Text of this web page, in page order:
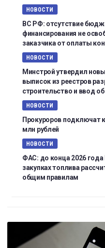
НОВОСТИ
ВС РФ: отсутствие
финансирования не
заказчика от оплаты
НОВОСТИ
Минстрой утвердил
выписок из реестров
строительство и ввод
НОВОСТИ
Прокуроров подключат
млн рублей
НОВОСТИ
ФАС: до конца 2026
закупках топлива
общим правилам